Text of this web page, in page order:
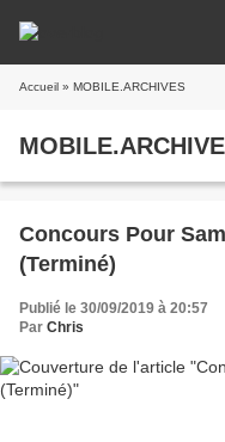
Accueil » MOBILE.ARCHIVES
Concours Pour
(Terminé)
Publié le 30/09/2019 à 20:57
Par Chris